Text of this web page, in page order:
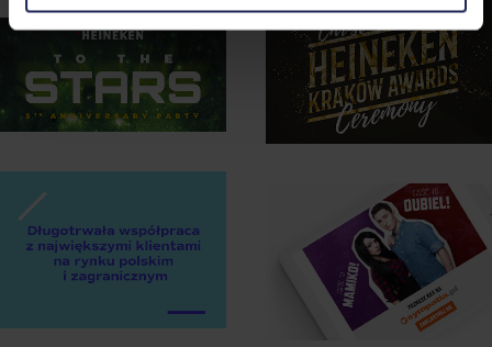
Polityce Cookies.
zobacz case
study
HEINEKEN
Kreujemy
niepowtarzalne
emocje
HEINEKEN
Organizujemy
kosmiczne
ONET
zobacz case
study